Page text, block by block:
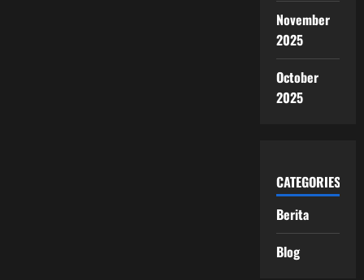
November
2025
October
2025
CATEGORIES
Berita
Blog